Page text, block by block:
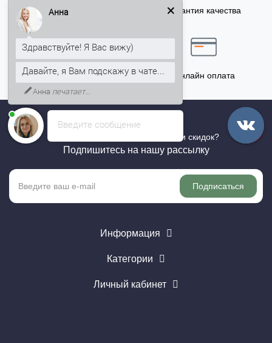
Бонусы за покупку
5% на Ваш счет
Гарантия качества
Точный расчёт Онлайн оплата
Хотите быть в курсе всех акций и скидок?
Подпишитесь на нашу рассылку
Подписаться
Информация
Категории
Личный кабинет
Введите сообщение
Анна
Здравствуйте! Я Вас вижу)
Давайте, я Вам подскажу в чате...
Анна печатает...